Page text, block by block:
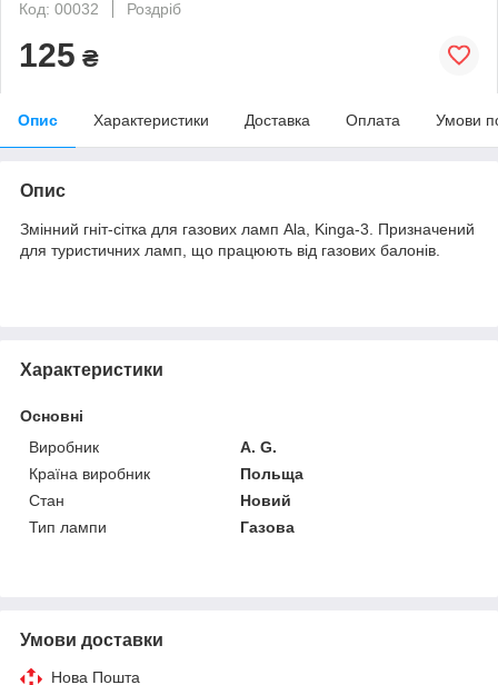
Код: 00032
Роздріб
125 ₴
Опис Характеристики Доставка Оплата Умови
Опис
Змінний гніт-сітка для газових ламп Ala, Kinga-3. Призначений
для туристичних ламп, що працюють від газових балонів.
Характеристики
Основні
Виробник
A. G.
Країна виробник
Польща
Стан
Новий
Тип лампи
Газова
Умови доставки
Нова Пошта